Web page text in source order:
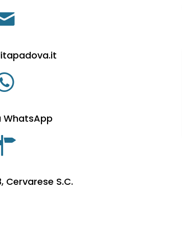
WhatsApp
Cervarese S.C.